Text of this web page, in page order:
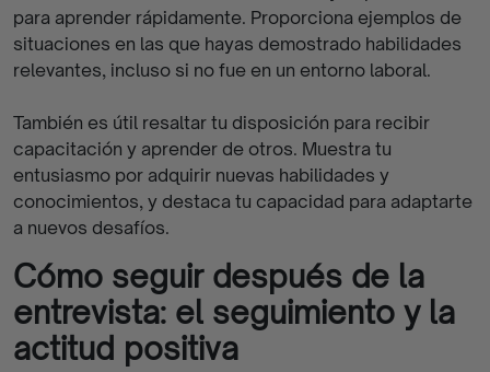
para aprender rápidamente. Proporciona ejemplos de
situaciones en las que hayas demostrado habilidades
relevantes, incluso si no fue en un entorno laboral.
También es útil resaltar tu disposición para recibir
capacitación y aprender de otros. Muestra tu
entusiasmo por adquirir nuevas habilidades y
conocimientos, y destaca tu capacidad para adaptarte
a nuevos desafíos.
Cómo seguir después de la
entrevista: el seguimiento y la
actitud positiva